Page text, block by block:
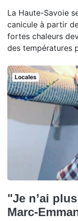
La Haute-Savoie
canicule à partir
fortes chaleurs
des températures
Locales
"Je n’ai
Marc-